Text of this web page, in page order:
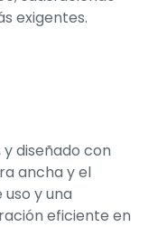
exigentes.
diseñado con
ancha y el
y una
eficiente en